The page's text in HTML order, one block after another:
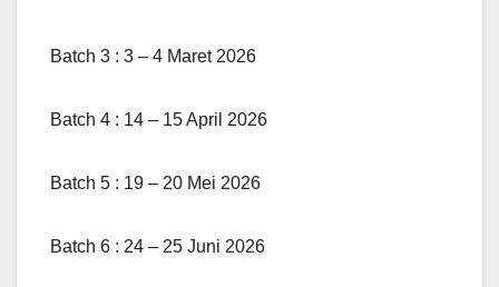
Batch 3 : 3 – 4 Maret 2026
Batch 4 : 14 – 15 April 2026
Batch 5 : 19 – 20 Mei 2026
Batch 6 : 24 – 25 Juni 2026